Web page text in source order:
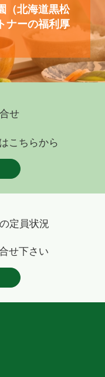
（北海道黒松
ナーの福利厚
せ
こちらから
定員状況
せ下さい